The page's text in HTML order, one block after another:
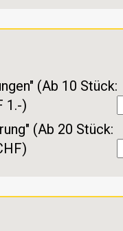
(Ab 10 Stück:
1.-)
(Ab 20 Stück: